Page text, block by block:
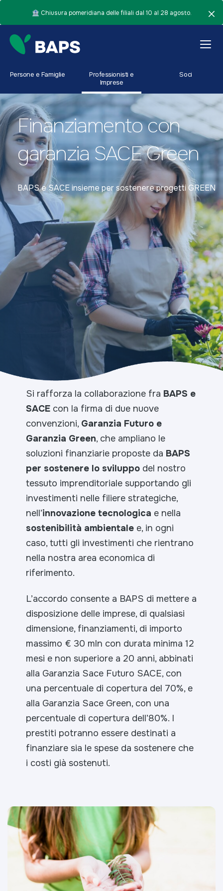
🏦 Chiusura pomeridiana delle filiali dal 10 al 28 agosto.
Persone e Famiglie
Professionisti e
Imprese
Soci
Finanziamento con
garanzia SACE Green
BAPS e SACE insieme per sostenere progetti GREEN
Si rafforza la collaborazione fra BAPS e
SACE con la firma di due nuove
convenzioni, Garanzia Futuro e
Garanzia Green, che ampliano le
soluzioni finanziarie proposte da BAPS
per sostenere lo sviluppo del nostro
tessuto imprenditoriale supportando gli
investimenti nelle filiere strategiche,
nell’innovazione tecnologica e nella
sostenibilità ambientale e, in ogni
caso, tutti gli investimenti che rientrano
nella nostra area economica di
riferimento.
L’accordo consente a BAPS di mettere a
disposizione delle imprese, di qualsiasi
dimensione, finanziamenti, di importo
massimo € 30 mln con durata minima 12
mesi e non superiore a 20 anni, abbinati
alla Garanzia Sace Futuro SACE, con
una percentuale di copertura del 70%, e
alla Garanzia Sace Green, con una
percentuale di copertura dell’80%. I
prestiti potranno essere destinati a
finanziare sia le spese da sostenere che
i costi già sostenuti.